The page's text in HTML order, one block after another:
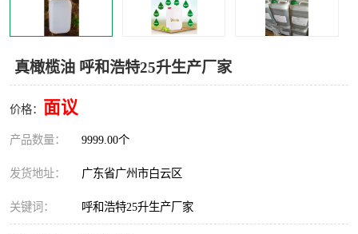
真橄榄油 呼和浩特25升生产厂家
价格： 面议
产品数量： 9999.00个
发货地址： 广东省广州市白云区
关键词： 呼和浩特25升生产厂家